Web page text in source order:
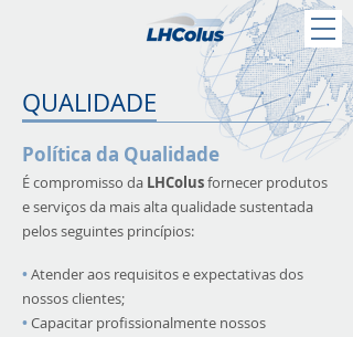
QUALIDADE
Política da Qualidade
É compromisso da LHColusfornecer produtos
e serviços da mais alta qualidade sustentada
pelos seguintes princípios:
• Atender aos requisitos e expectativas dos
nossos clientes;
• Capacitar profissionalmente nossos